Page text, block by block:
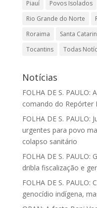
Piauí
Povos Isolados
Rio Grande do Norte
Roraima
Santa
Tocantins
Todas
Notícias
FOLHA DE S. PAULO:
comando do Repórter
FOLHA DE S. PAULO:
urgentes para povo
colapso sanitário
FOLHA DE S. PAULO:
dribla fiscalização e
FOLHA DE S. PAULO:
genocídio indígena,